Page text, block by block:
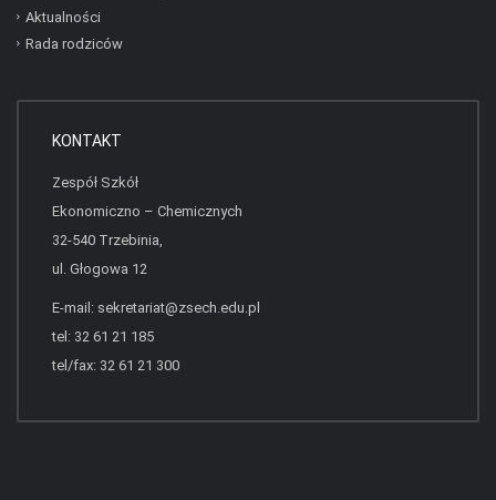
Aktualności
Rada rodziców
KONTAKT
Zespół Szkół
Ekonomiczno – Chemicznych
32-540 Trzebinia,
ul. Głogowa 12
E-mail: sekretariat@zsech.edu.pl
tel: 32 61 21 185
tel/fax: 32 61 21 300